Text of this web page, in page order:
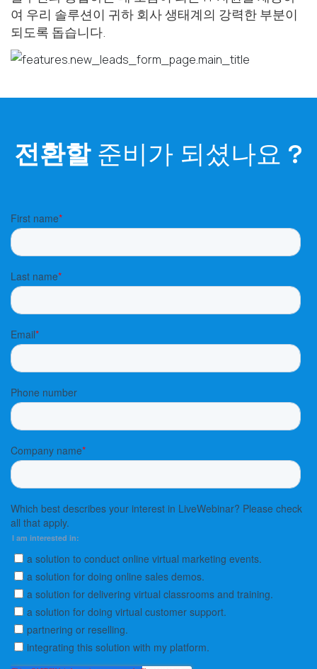
여 우리 솔루션이 귀하 회사 생태계의 강력한 부분이
되도록 돕습니다.
전환할 준비가 되셨나요 ?